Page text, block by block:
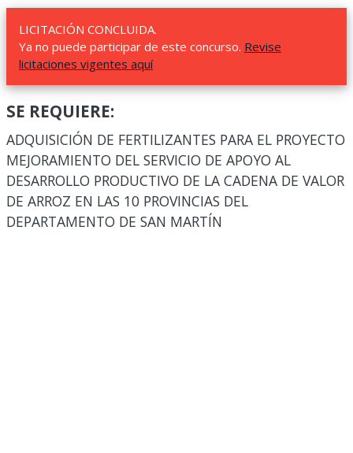
LICITACIÓN CONCLUIDA.
Ya no puede participar de este concurso. Revise
licitaciones vigentes aquí
SE REQUIERE:
ADQUISICIÓN DE FERTILIZANTES PARA EL PROYECTO
MEJORAMIENTO DEL SERVICIO DE APOYO AL
DESARROLLO PRODUCTIVO DE LA CADENA DE VALOR
DE ARROZ EN LAS 10 PROVINCIAS DEL
DEPARTAMENTO DE SAN MARTÍN